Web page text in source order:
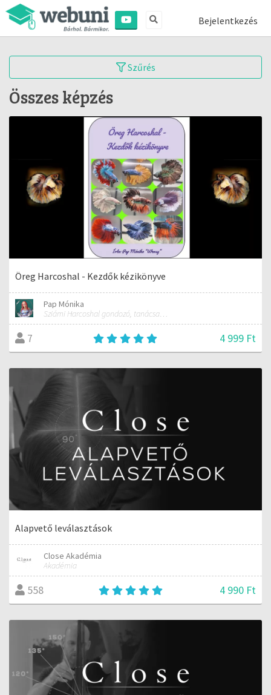
Bejelentkezés
Szűrés
Összes képzés
Öreg Harcoshal - Kezdők kézikönyve
Pap Mónika
Sziámi Harcoshal gondozó, tanácsadó, kereskedő
7 4 999 Ft
Alapvető leválasztások
Close Akadémia
Akadémia
558 4 990 Ft